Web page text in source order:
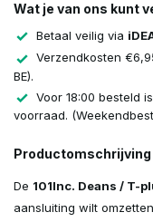
Wat je van ons kunt
Betaal veilig via
Verzendkosten
BE).
Voor 18:00 besteld
voorraad.
Productomschrijving
De 101Inc. Deans / T-
aansluiting wilt